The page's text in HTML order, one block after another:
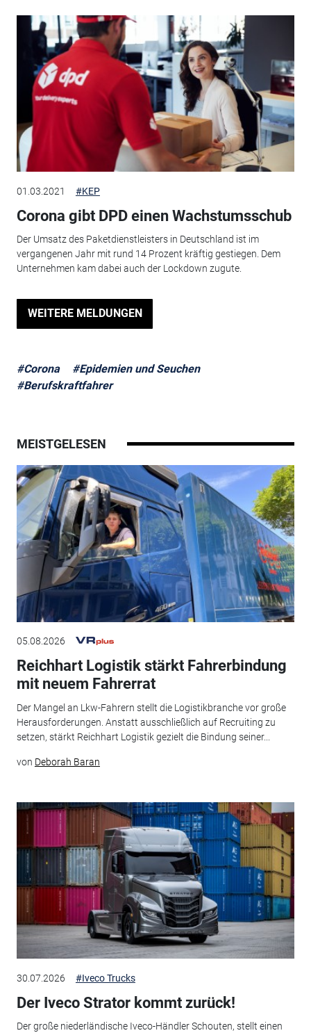
01.03.2021 #KEP
Corona gibt DPD einen Wachstumsschub
Der Umsatz des Paketdienstleisters in Deutschland ist im
vergangenen Jahr mit rund 14 Prozent kräftig gestiegen. Dem
Unternehmen kam dabei auch der Lockdown zugute.
WEITERE MELDUNGEN
#Corona
#Epidemien und Seuchen
#Berufskraftfahrer
MEISTGELESEN
05.08.2026
Reichhart Logistik stärkt Fahrerbindung
mit neuem Fahrerrat
Der Mangel an Lkw-Fahrern stellt die Logistikbranche vor große
Herausforderungen. Anstatt ausschließlich auf Recruiting zu
setzen, stärkt Reichhart Logistik gezielt die Bindung seiner...
von Deborah Baran
30.07.2026 #Iveco Trucks
Der Iveco Strator kommt zurück!
Der große niederländische Iveco-Händler Schouten, stellt einen